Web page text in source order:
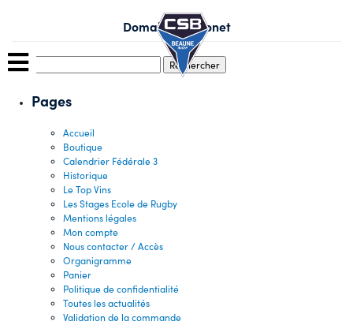
Domaine Ramonet
Pages
Accueil
Boutique
Calendrier Fédérale 3
Historique
Le Top Vins
Les Stages Ecole de Rugby
Mentions légales
Mon compte
Nous contacter / Accès
Organigramme
Panier
Politique de confidentialité
Toutes les actualités
Validation de la commande